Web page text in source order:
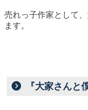
売れっ子作家として
ます。
『大家さんと